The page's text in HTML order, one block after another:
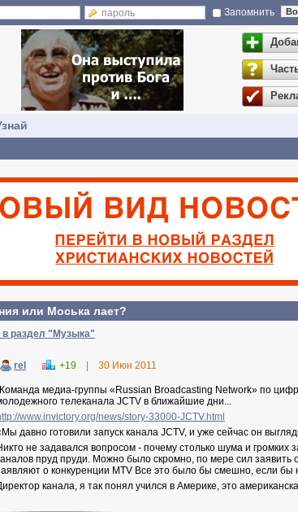
Запомнить
или Моська лает?
в раздел "Музыка"
rel +19 30 Июн 2011
медиа-группы «Russian Broadcasting Network» по
телеканала JCTV в ближайшие дни...
www.invictory.org/news/story-33000-JCTV.html
давно готовили запуск канала JCTV, и уже сейчас он
не задавался вопросом - почему столько шума и
пруд пруди. Можно было скромно, по мере сил заявить
о конкуренции MTV Все это было бы смешно, если бы
канала, я так понял учился в Америке, это